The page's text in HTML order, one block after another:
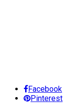
Facebook
Pinterest